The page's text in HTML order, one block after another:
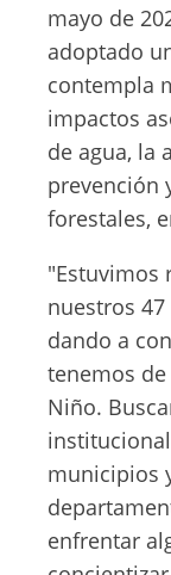
mayo de
adoptado
contempla
impactos
de agua, la
prevención
forestales,
"Estuvimos
nuestros
dando a
tenemos
Niño.
municipios
enfrentar